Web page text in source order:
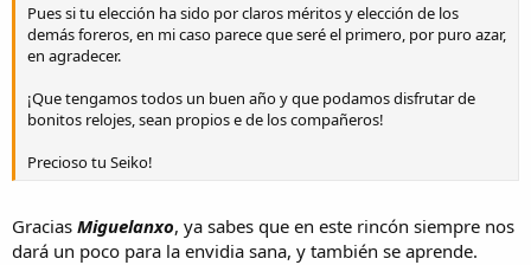
Pues si tu elección ha sido por claros méritos y elección de los
demás foreros, en mi caso parece que seré el primero, por puro azar,
en agradecer.
¡Que tengamos todos un buen año y que podamos disfrutar de
bonitos relojes, sean propios e de los compañeros!
Precioso tu Seiko!
Gracias Miguelanxo, ya sabes que en este rincón siempre nos
dará un poco para la envidia sana, y también se aprende.